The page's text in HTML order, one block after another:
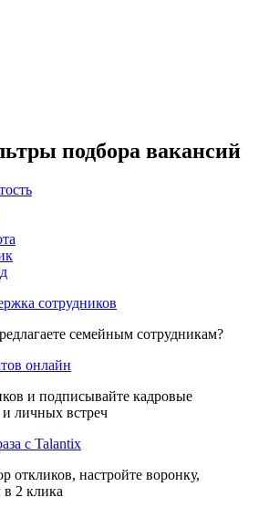
подбора вакансий
сотрудников
семейным сотрудникам?
онлайн
и подписывайте кадровые
личных встреч
с Talantix
откликов, настройте воронку,
в 2 клика